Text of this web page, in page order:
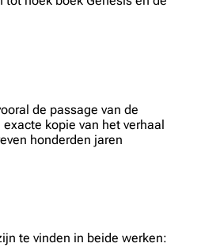
de passage van de
kopie van het verhaal
honderden jaren
te vinden in beide werken: